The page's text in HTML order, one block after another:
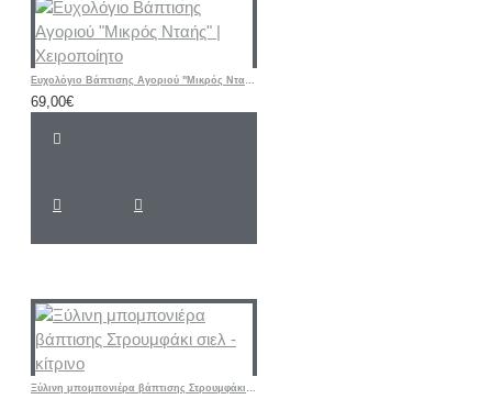
Ευχολόγιο Βάπτισης Αγοριού "Μικρός Νταής" | Χειροποίητο
69,00€
Ξύλινη μπομπονιέρα βάπτισης Στρουμφάκι σιελ - κίτρινο